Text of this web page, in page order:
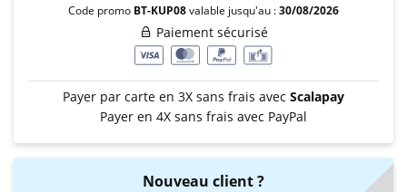
Code promo BT-KUP08valable jusqu'au :30/08/2026
Paiement sécurisé
Payer par carte en 3X sans frais avec Scalapay
Payer en 4X sans frais avec PayPal
Nouveau client ?